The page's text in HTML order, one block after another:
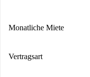
Monatliche Miete
Vertragsart